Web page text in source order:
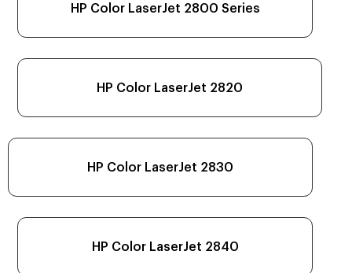
HP Color LaserJet 2800 Series
HP Color LaserJet 2820
HP Color LaserJet 2830
HP Color LaserJet 2840